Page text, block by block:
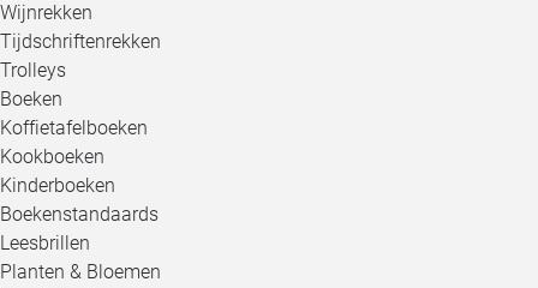
Wijnrekken
Tijdschriftenrekken
Trolleys
Boeken
Koffietafelboeken
Kookboeken
Kinderboeken
Boekenstandaards
Leesbrillen
Planten & Bloemen